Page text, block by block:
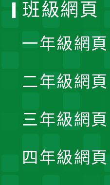
班級網頁
一年級網頁
二年級網頁
三年級網頁
四年級網頁